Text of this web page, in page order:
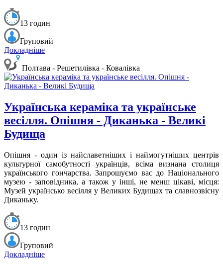
13 годин
Груповий
Докладніше
Полтава - Решетилівка - Ковалівка
Українська кераміка та українське
весілля. Опішня - Диканька - Великі
Будища
Опішня - один із найславетніших і наймогутніших центрів
культурної самобутності українців, всіма визнана столиця
українського гончарства. Запрошуємо вас до Національного
музею - заповідника, а також у інші, не менш цікаві, місця:
Музей українсько весілля у Великих Будищах та славнозвісну
Диканьку.
13 годин
Груповий
Докладніше